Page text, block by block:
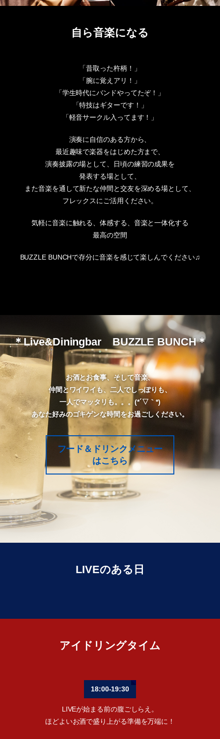
自ら音楽になる
「昔取った杵柄！」
「腕に覚えアリ！」
「学生時代にバンドやってたぞ！」
「特技はギターです！」
「軽音サークル入ってます！」
演奏に自信のある方から、
最近趣味で楽器をはじめた方まで、
演奏披露の場として、日頃の練習の成果を
発表する場として、
また音楽を通して新たな仲間と交友を深める場として、
フレックスにご活用ください。
気軽に音楽に触れる、体感する、音楽と一体化する
最高の空間
BUZZLE BUNCHで存分に音楽を感じて楽しんでください♫
＊Live&Diningbar BUZZLE BUNCH＊
お酒とお食事、そして音楽、
仲間とワイワイも、二人でしっぽりも、
一人でマッタリも。。。(*´▽｀*)
あなた好みのゴキゲンな時間をお過ごしください。
フード＆ドリンクメニュー
はこちら
LIVEのある日
アイドリングタイム
18:00-19:30
LIVEが始まる前の腹ごしらえ。
ほどよいお酒で盛り上がる準備を万端に！